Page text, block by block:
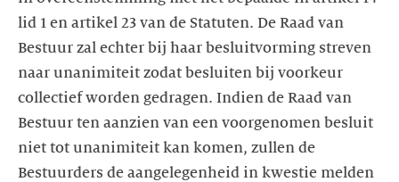
lid 1 en artikel 23 van de Statuten. De Raad van
Bestuur zal echter bij haar besluitvorming streven
naar unanimiteit zodat besluiten bij voorkeur
collectief worden gedragen. Indien de Raad van
Bestuur ten aanzien van een voorgenomen besluit
niet tot unanimiteit kan komen, zullen de
Bestuurders de aangelegenheid in kwestie melden